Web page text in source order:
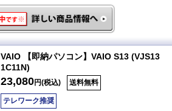
VAIO 【即納パソコン】VAIO S13 (VJS13
1C11N)
23,080円(税込) 送料無料
テレワーク推奨